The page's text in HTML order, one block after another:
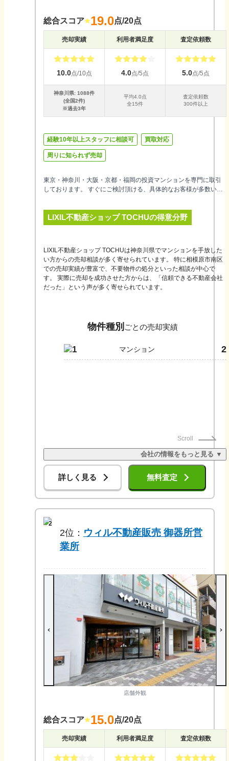
総合スコア 19.0点/20点
売却実績 利用者満足度 査定依頼数
10.0点/10点 4.0点/5点 5.0点/5点
神奈川県: 1088件
(全国2件)
※過去3年
平均4.0点
全15件
査定依頼数
300件以上
経験10年以上スタッフに相談可 買取対応
周りに知られず売却
東京・神奈川・大阪・京都・福岡の投資マンションを専門に取引
しております。 すぐにご検討頂ける、具体的なお客様が多数いら
とならTOCHUへ！お問い合わせをお待ちしております。
LIXIL不動産ショップ TOCHUの得意分野
LIXIL不動産ショップ TOCHUは神奈川県でマンションを手放した
い方からの売却相談が多く寄せられています。 特に相模原市南区
での売却実績が豊富で、不要物件の処分といった相談が中心で
す。 実際に売却を成功させた方からは、「信頼できる不動産会社
だった」という声が多く寄せられています。
物件種別 ごとの売却実績
1 マンション 2
Scroll
会社の情報をもっと見る ▼
詳しく見る 無料査定
2
2位： ウィル不動産販売 御器所営
業所
店舗外観
総合スコア 15.0点/20点
売却実績 利用者満足度 査定依頼数